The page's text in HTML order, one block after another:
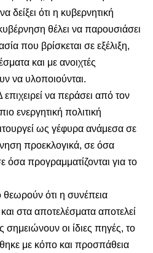
δείξει ότι η κυβερνητική
θέλει να παρουσιάσει
που βρίσκεται σε εξέλιξη,
και με ανοιχτές
να υλοποιούνται.
να περάσει από τον
ενεργητική πολιτική
ως γέφυρα ανάμεσα σε
προεκλογικά, σε όσα
όσα προγραμματίζονται για το
θεωρούν ότι η συνέπεια
στα αποτελέσματα αποτελεί
οι ίδιες πηγές, το
με κόπο και προσπάθεια